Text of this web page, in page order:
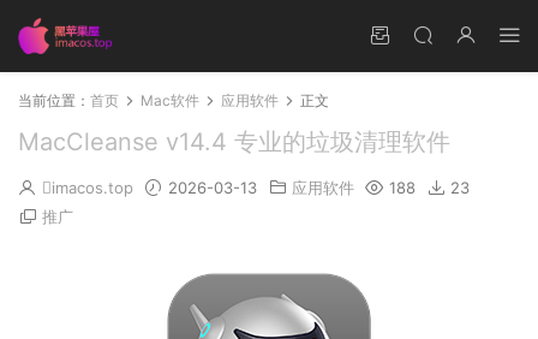
当前位置： 首页 Mac软件 应用软件 正文
MacCleanse v14.4 专业的垃圾清理软件
imacos.top 2026-03-13 应用软件 188
23
推广